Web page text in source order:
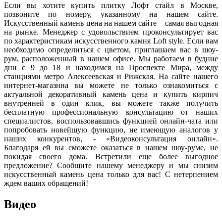
Если вы хотите купить плитку Лофт стайл в Москве,
позвоните по номеру, указанному на нашем сайте.
Искусственный камень цена на нашем сайте – самая выгодная
на рынке. Менеджер с удовольствием проконсультирует вас
по характеристикам искусственного камня Loft style. Если вам
необходимо определиться с цветом, приглашаем вас в шоу-
рум, расположенный в нашем офисе. Мы работаем в будние
дни с 9 до 18 и находимся на Проспекте Мира, между
станциями метро Алексеевская и Рижская. На сайте нашего
интернет-магазина вы можете не только ознакомиться с
актуальной декоративный камень цена и купить кирпич
внутренней в один клик, вы можете также получить
бесплатную профессиональную консультацию от наших
специалистов, воспользовавшись функцией онлайн-чата или
попробовать новейшую функцию, не имеющую аналогов у
наших конкурентов, - «Видеоконсультация онлайн».
Благодаря ей вы сможете оказаться в нашем шоу-руме, не
покидая своего дома. Встретили еще более выгодное
предложение? Сообщите нашему менеджеру и мы снизим
искусственный камень цена только для вас! С нетерпением
ждем ваших обращений!
Видео